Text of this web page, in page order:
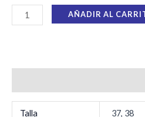
AÑADIR AL
Talla 37, 38